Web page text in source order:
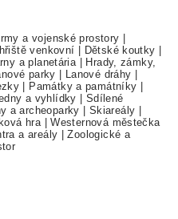
a vojenské prostory
venkovní Dětské koutky
a planetária
Hrady, zámky,
parky Lanové dráhy
Památky a památníky
a vyhlídky
Sdílené
a archeoparky Skiareály
hra |Westernová městečka
a areály |Zoologické a